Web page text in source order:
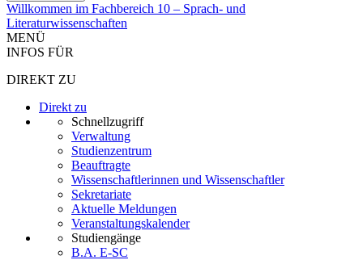
Willkommen im Fachbereich 10 – Sprach- und
Literaturwissenschaften
MENÜ
INFOS FÜR
DIREKT ZU
Direkt zu
Schnellzugriff
Verwaltung
Studienzentrum
Beauftragte
Wissenschaftlerinnen und Wissenschaftler
Sekretariate
Aktuelle Meldungen
Veranstaltungskalender
Studiengänge
B.A. E-SC